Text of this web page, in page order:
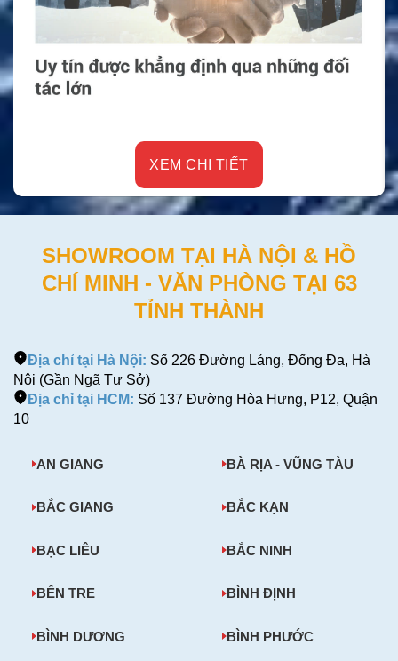
lượng phù hợp cho nhu cầu liên lạc chuyên nghiệp.
Chọn đúng Model NTN7144 giúp bộ đàm vận hành ổn định
hơn, giảm nguy cơ sạc lỗi và hạn chế tình trạng thiết bị
không nhận pin. Với các đơn vị cần duy trì liên lạc liên tục,
nhưng bộ đàm vẫn còn hoạt động tốt.
Nếu bạn có thắc mắc vui lòng liên hệ vớiHotline
0386.001.001hoặc0974.051.444 để được giải đáp chi tiết.
FAQ
XEM CHI TIẾT
SHOWROOM TẠI HÀ NỘI & HỒ
CHÍ MINH - VĂN PHÒNG TẠI 63
TỈNH THÀNH
Địa chỉ tại Hà Nội: Số 226 Đường Láng, Đống Đa, Hà
Nội (Gần Ngã Tư Sở)
Địa chỉ tại HCM: Số 137 Đường Hòa Hưng, P12, Quận
10
AN GIANG BÀ RỊA - VŨNG TÀU
BẮC GIANG BẮC KẠN
BẠC LIÊU BẮC NINH
BẾN TRE BÌNH ĐỊNH
BÌNH DƯƠNG BÌNH PHƯỚC